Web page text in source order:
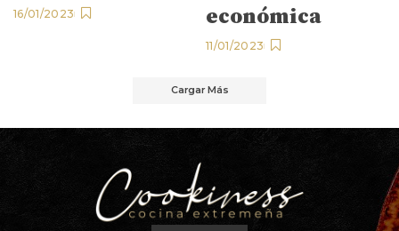
16/01/2023
económica
11/01/2023
Cargar Más